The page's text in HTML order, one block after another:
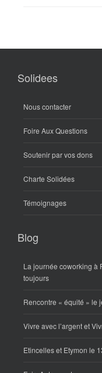
Solidees
Nous contacter
Foire Aux Questions
Soutenir par vos dons
Charte Solidées
Témoignages
Blog
La journée coworking à
toujours
Rencontre « équité » le
Vivre avec l’argent et
Etincelles et Etymon le